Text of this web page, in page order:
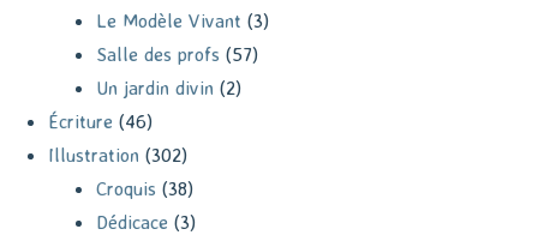
Le Modèle Vivant (3)
Salle des profs (57)
Un jardin divin (2)
Écriture (46)
Illustration (302)
Croquis (38)
Dédicace (3)